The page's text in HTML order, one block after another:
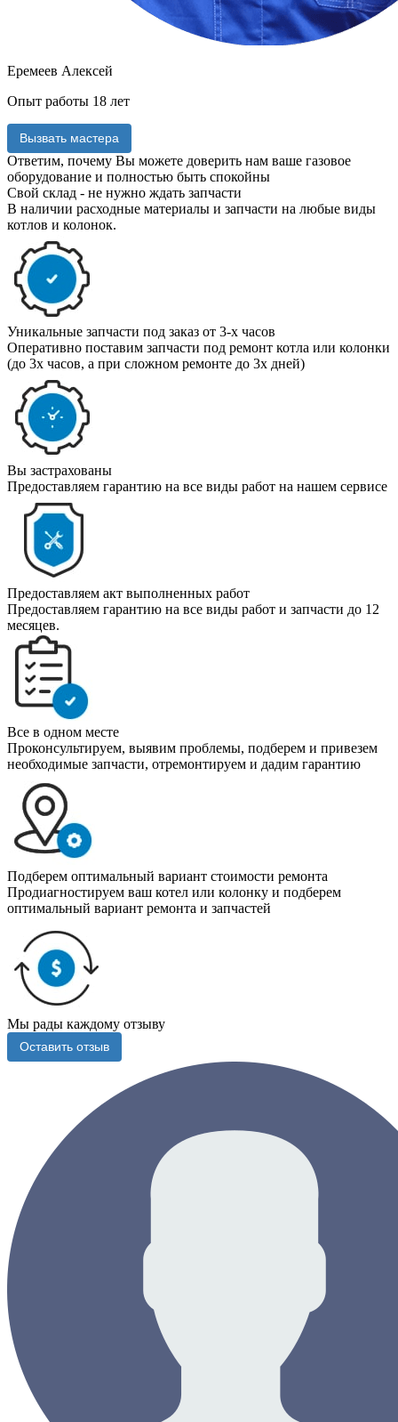
Еремеев Алексей
Опыт работы 18 лет
Вызвать мастера
Ответим, почему Вы можете доверить нам ваше газовое
оборудование и полностью быть спокойны
Свой склад - не нужно ждать запчасти
В наличии расходные материалы и запчасти на любые виды
котлов и колонок.
Уникальные запчасти под заказ от 3-х часов
Оперативно поставим запчасти под ремонт котла или колонки
(до 3х часов, а при сложном ремонте до 3х дней)
Вы застрахованы
Предоставляем гарантию на все виды работ на нашем сервисе
Предоставляем акт выполненных работ
Предоставляем гарантию на все виды работ и запчасти до 12
месяцев.
Все в одном месте
Проконсультируем, выявим проблемы, подберем и привезем
необходимые запчасти, отремонтируем и дадим гарантию
Подберем оптимальный вариант стоимости ремонта
Продиагностируем ваш котел или колонку и подберем
оптимальный вариант ремонта и запчастей
Мы рады каждому отзыву
Оставить отзыв